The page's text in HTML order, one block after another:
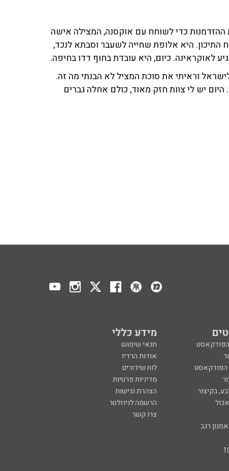
כדי לשוחח עם אוקסנה, המצילה אישה
היא אלופת שחייה לשעבר וסבתא לנכד,
לאוקראינה. כיום, היא עובדת בחוף דדו בחיפה.
וראיתי את סוכת המציל לא הבנתי מה זה.
יש לי צוות חזק מאוד, כולם אחלה גברים
מידע כללי
תנאי שימוש
אודות הרדיו
הפודקאסט
לוח שידורים
מדיניות פרטיות
בקיצור
הצהרת נגישות
הרשמה לניוזלטר
צרו קשר
רגב